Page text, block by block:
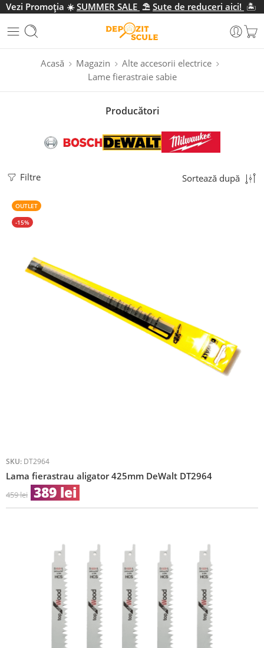
Vezi Promoția ☀️SUMMER SALE ⛱️ Sute de reduceri aici! 🏝️
Acasă Magazin
Alte accesorii electrice
Lame fierastraie sabie
Producători
Filtre Sortează după
OUTLET
-15%
SKU: DT2964
Lama fierastrau aligator 425mm DeWalt DT2964
459lei 389 lei